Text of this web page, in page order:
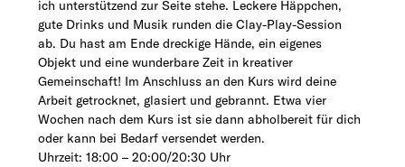
ich unterstützend zur Seite stehe. Leckere Häppchen,
gute Drinks und Musik runden die Clay-Play-Session
ab. Du hast am Ende dreckige Hände, ein eigenes
Objekt und eine wunderbare Zeit in kreativer
Gemeinschaft! Im Anschluss an den Kurs wird deine
Arbeit getrocknet, glasiert und gebrannt. Etwa vier
Wochen nach dem Kurs ist sie dann abholbereit für dich
oder kann bei Bedarf versendet werden.
Uhrzeit: 18:00 – 20:00/20:30 Uhr